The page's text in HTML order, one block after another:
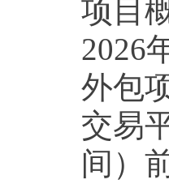
项目
2026
外包
交易
间）